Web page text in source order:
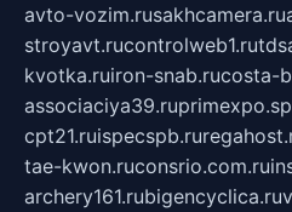
avto-vozim.rusakhcamera.ru
stroyavt.rucontrolweb1.ru
kvotka.ruiron-snab.rucosta-
associaciya39.ru
cpt21.ruispecspb.ru
tae-kwon.ruconsrio.com.ru
archery161.rubigencyclica.ru